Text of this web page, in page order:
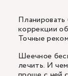
Планировать
коррекции
Точные
Шеечное
лечить. И